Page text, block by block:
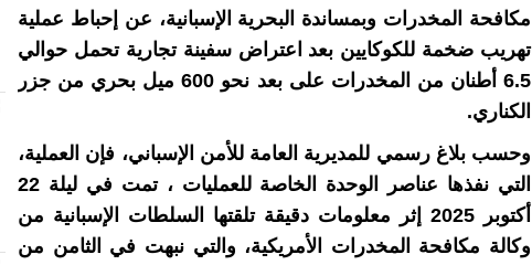
مكافحة المخدرات وبمساندة البحرية الإسبانية، عن إحباط عملية
تهريب ضخمة للكوكايين بعد اعتراض سفينة تجارية تحمل حوالي
6.5 أطنان من المخدرات على بعد نحو 600 ميل بحري من جزر
الكناري.
وحسب بلاغ رسمي للمديرية العامة للأمن الإسباني، فإن العملية،
التي نفذها عناصر الوحدة الخاصة للعمليات ، تمت في ليلة 22
أكتوبر 2025 إثر معلومات دقيقة تلقتها السلطات الإسبانية من
وكالة مكافحة المخدرات الأمريكية، والتي نبهت في الثامن من